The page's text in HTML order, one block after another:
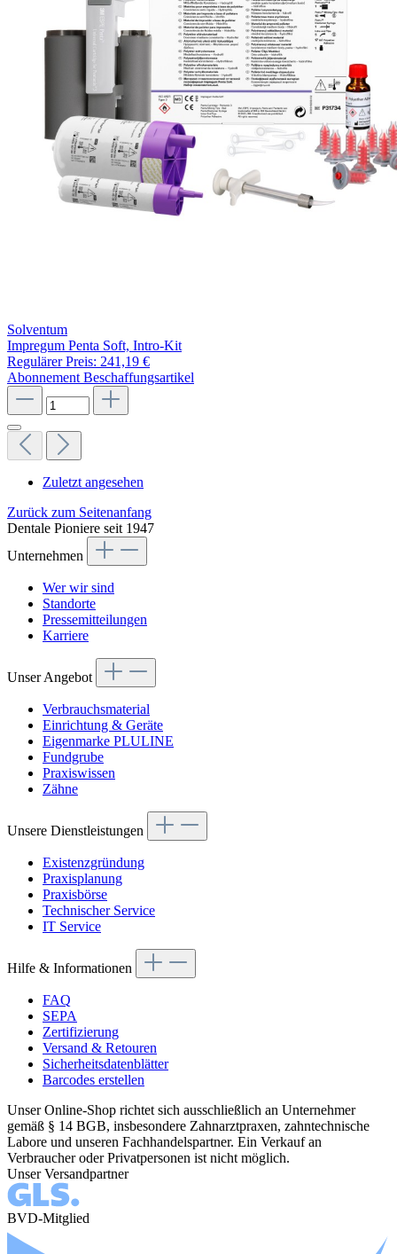
Solventum
Impregum Penta Soft, Intro-Kit
Regulärer Preis: 241,19 €
Abonnement Beschaffungsartikel
Zuletzt angesehen
Zurück zum Seitenanfang
Dentale Pioniere seit 1947
Unternehmen
Wer wir sind
Standorte
Pressemitteilungen
Karriere
Unser Angebot
Verbrauchsmaterial
Einrichtung & Geräte
Eigenmarke PLULINE
Fundgrube
Praxiswissen
Zähne
Unsere Dienstleistungen
Existenzgründung
Praxisplanung
Praxisbörse
Technischer Service
IT Service
Hilfe & Informationen
FAQ
SEPA
Zertifizierung
Versand & Retouren
Sicherheitsdatenblätter
Barcodes erstellen
Unser Online-Shop richtet sich ausschließlich an Unternehmer
gemäß § 14 BGB, insbesondere Zahnarztpraxen, zahntechnische
Labore und unseren Fachhandelspartner. Ein Verkauf an
Verbraucher oder Privatpersonen ist nicht möglich.
Unser Versandpartner
BVD-Mitglied